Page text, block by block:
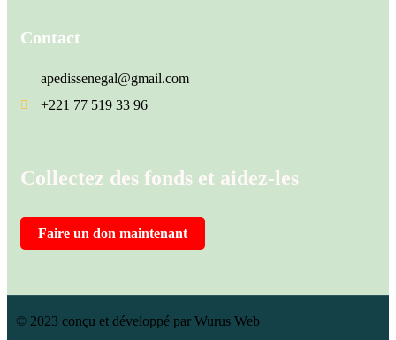
Contact
apedissenegal@gmail.com
+221 77 519 33 96
Collectez des fonds et aidez-les
Faire un don maintenant
© 2023 conçu et développé par Wurus Web